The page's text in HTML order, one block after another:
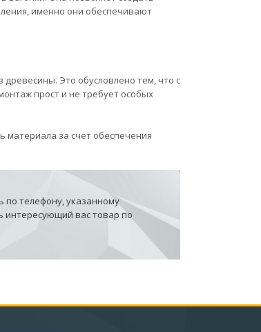
именно они обеспечивают
Это обусловлено тем, что с
прост и не требует особых
материала за счет обеспечения
по телефону, указанному
вас товар по